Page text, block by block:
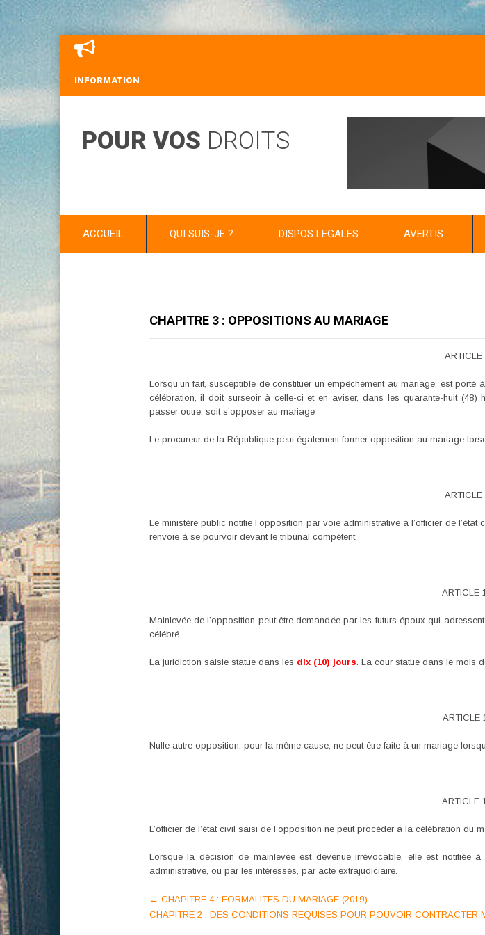
INFORMATION
POUR VOS DROITS
ACCUEIL QUI SUIS-JE ? DISPOS LEGALES AVERTIS…
CHAPITRE 3 : OPPOSITIONS AU MARIAGE
ARTICLE
Lorsqu’un fait, susceptible de constituer un empêchement au mariage, est
célébration, il doit surseoir à celle-ci et en aviser, dans les quarante-huit
passer outre, soit s’opposer au mariage
Le procureur de la République peut également former opposition au mariage
ARTICLE
Le ministère public notifie l’opposition par voie administrative à l’officier de
renvoie à se pourvoir devant le tribunal compétent.
ARTICLE
Mainlevée de l’opposition peut être demandée par les futurs époux qui
célébré.
La juridiction saisie statue dans les dix (10) jours . La cour statue dans le mois
ARTICLE
Nulle autre opposition, pour la même cause, ne peut être faite à un mariage
ARTICLE
L’officier de l’état civil saisi de l’opposition ne peut procéder à la célébration du
Lorsque la décision de mainlevée est devenue irrévocable, elle est notifiée
administrative, ou par les intéressés, par acte extrajudiciaire.
Post
navigation
← CHAPITRE 4 : FORMALITES DU MARIAGE (2019)
CHAPITRE 2 : DES CONDITIONS REQUISES POUR POUVOIR CONTRACTER